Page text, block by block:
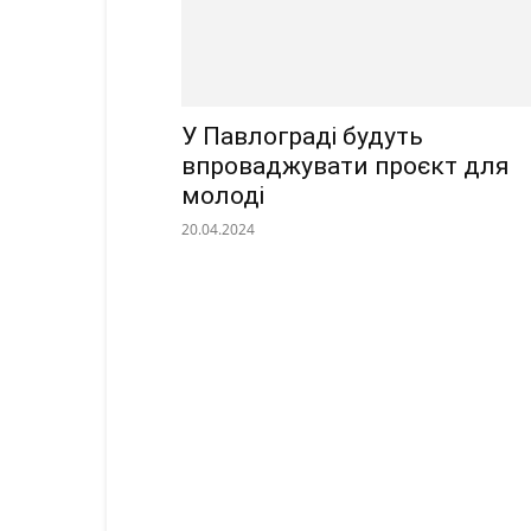
У Павлограді будуть
впроваджувати проєкт для
молоді
20.04.2024